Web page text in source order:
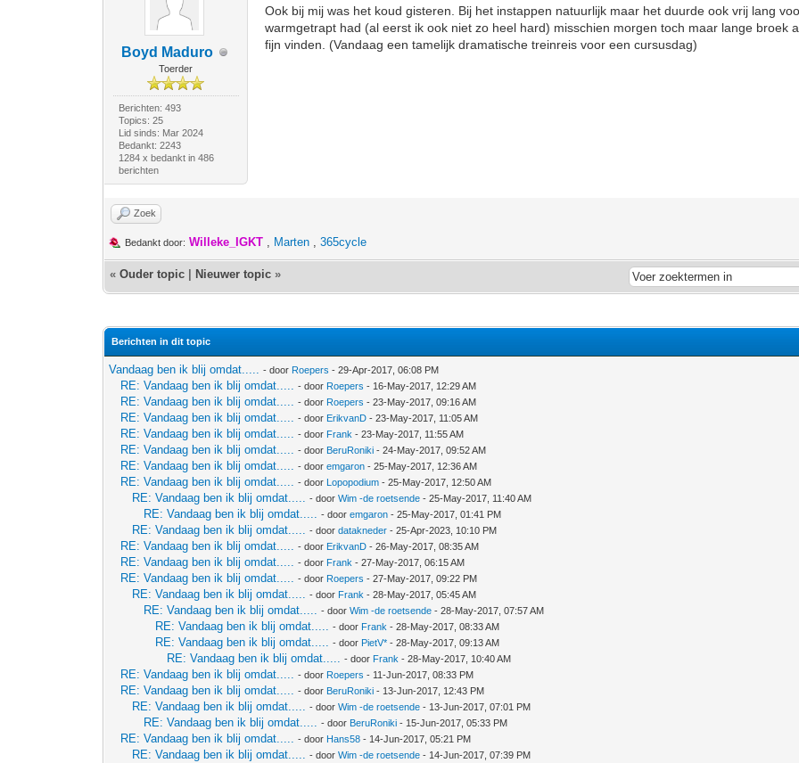
Boyd Maduro
Toerder
Berichten: 493
Topics: 25
Lid sinds: Mar 2024
Bedankt: 2243
1284 x bedankt in 486
berichten
Ook bij mij was het koud gisteren. Bij het instappen natuurlijk maar het duurde ook vrij lang
warmgetrapt had (al eerst ik ook niet zo heel hard) misschien morgen toch maar lange broek
fijn vinden. (Vandaag een tamelijk dramatische treinreis voor een cursusdag)
Zoek
Bedankt door: Willeke_IGKT , Marten ,365cycle
«Ouder topic Nieuwer topic »
Berichten in dit topic
Vandaag ben ik blij omdat..... - door Roepers - 29-Apr-2017, 06:08 PM
RE: Vandaag ben ik blij omdat..... - door Roepers - 16-May-2017, 12:29 AM
RE: Vandaag ben ik blij omdat..... - door Roepers - 23-May-2017, 09:16 AM
RE: Vandaag ben ik blij omdat..... - door ErikvanD - 23-May-2017, 11:05 AM
RE: Vandaag ben ik blij omdat..... - door Frank - 23-May-2017, 11:55 AM
RE: Vandaag ben ik blij omdat..... - door BeruRoniki - 24-May-2017, 09:52 AM
RE: Vandaag ben ik blij omdat..... - dooremgaron - 25-May-2017, 12:36 AM
RE: Vandaag ben ik blij omdat..... - door Lopopodium - 25-May-2017, 12:50 AM
RE: Vandaag ben ik blij omdat..... - doorWim -de roetsende - 25-May-2017, 11:40 AM
RE: Vandaag ben ik blij omdat..... - dooremgaron - 25-May-2017, 01:41 PM
RE: Vandaag ben ik blij omdat..... - doordatakneder - 25-Apr-2023, 10:10 PM
RE: Vandaag ben ik blij omdat..... - door ErikvanD - 26-May-2017, 08:35 AM
RE: Vandaag ben ik blij omdat..... - door Frank - 27-May-2017, 06:15 AM
RE: Vandaag ben ik blij omdat..... - door Roepers - 27-May-2017, 09:22 PM
RE: Vandaag ben ik blij omdat..... - door Frank - 28-May-2017, 05:45 AM
RE: Vandaag ben ik blij omdat..... - doorWim -de roetsende - 28-May-2017, 07:57 AM
RE: Vandaag ben ik blij omdat..... - door Frank - 28-May-2017, 08:33 AM
RE: Vandaag ben ik blij omdat..... - door PietV* - 28-May-2017, 09:13 AM
RE: Vandaag ben ik blij omdat..... - door Frank - 28-May-2017, 10:40 AM
RE: Vandaag ben ik blij omdat..... - door Roepers - 11-Jun-2017, 08:33 PM
RE: Vandaag ben ik blij omdat..... - door BeruRoniki - 13-Jun-2017, 12:43 PM
RE: Vandaag ben ik blij omdat..... - doorWim -de roetsende - 13-Jun-2017, 07:01 PM
RE: Vandaag ben ik blij omdat..... - door BeruRoniki - 15-Jun-2017, 05:33 PM
RE: Vandaag ben ik blij omdat..... - door Hans58 - 14-Jun-2017, 05:21 PM
RE: Vandaag ben ik blij omdat..... - doorWim -de roetsende - 14-Jun-2017, 07:39 PM